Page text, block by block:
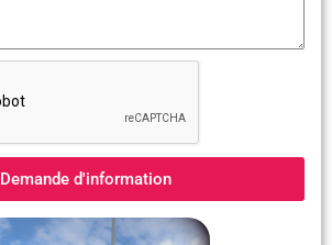
Demande d'information